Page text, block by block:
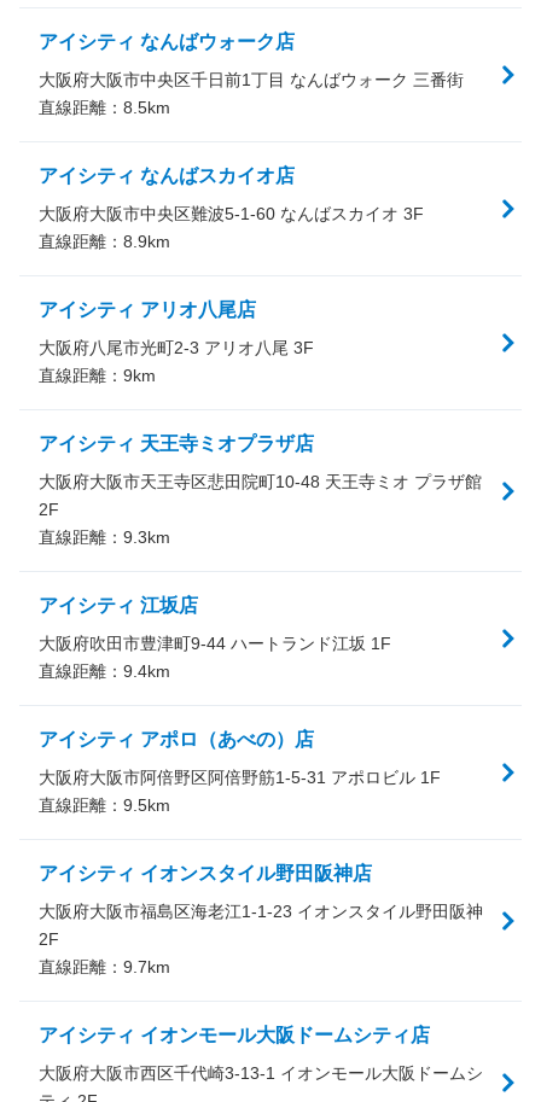
アイシティ なんばウォーク店
大阪府大阪市中央区千日前1丁目 なんばウォーク 三番街
直線距離： 8.5km
アイシティ なんばスカイオ店
大阪府大阪市中央区難波5-1-60 なんばスカイオ 3F
直線距離： 8.9km
アイシティ アリオ八尾店
大阪府八尾市光町2-3 アリオ八尾 3F
直線距離： 9km
アイシティ 天王寺ミオプラザ店
大阪府大阪市天王寺区悲田院町10-48 天王寺ミオ プラザ館
2F
直線距離： 9.3km
アイシティ 江坂店
大阪府吹田市豊津町9-44 ハートランド江坂 1F
直線距離： 9.4km
アイシティ アポロ（あべの）店
大阪府大阪市阿倍野区阿倍野筋1-5-31 アポロビル 1F
直線距離： 9.5km
アイシティ イオンスタイル野田阪神店
大阪府大阪市福島区海老江1-1-23 イオンスタイル野田阪神
2F
直線距離： 9.7km
アイシティ イオンモール大阪ドームシティ店
大阪府大阪市西区千代崎3-13-1 イオンモール大阪ドームシ